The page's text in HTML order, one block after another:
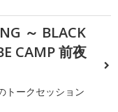
～ BLACK
CAMP 前夜
トークセッション